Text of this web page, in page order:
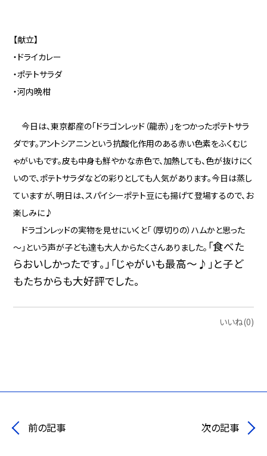
【献立】
・ドライカレー
・ポテトサラダ
・河内晩柑
今日は、東京都産の「ドラゴンレッド（龍赤）」をつかったポテトサラ
ダです。アントシアニンという抗酸化作用のある赤い色素をふくむじ
ゃがいもです。皮も中身も鮮やかな赤色で、加熱しても、色が抜けにく
いので、ポテトサラダなどの彩りとしても人気があります。今日は蒸し
ていますが、明日は、スパイシーポテト豆にも揚げて登場するので、お
楽しみに♪
ドラゴンレッドの実物を見せにいくと「（厚切りの）ハムかと思った
～」という声が子ども達も大人からたくさんありました。 「食べた
らおいしかったです。」「じゃがいも最高～♪」と子ど
もたちからも大好評でした。
いいね(0)
前の記事 次の記事